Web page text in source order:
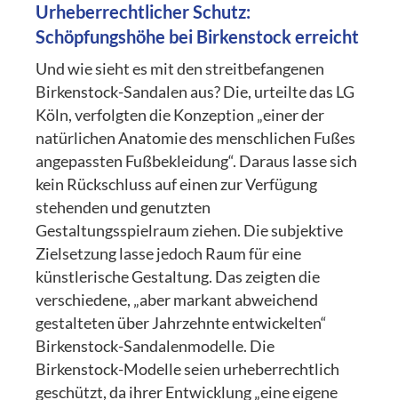
Urheberrechtlicher Schutz:
Schöpfungshöhe bei Birkenstock erreicht
Und wie sieht es mit den streitbefangenen
Birkenstock-Sandalen aus? Die, urteilte das LG
Köln, verfolgten die Konzeption „einer der
natürlichen Anatomie des menschlichen Fußes
angepassten Fußbekleidung“. Daraus lasse sich
kein Rückschluss auf einen zur Verfügung
stehenden und genutzten
Gestaltungsspielraum ziehen. Die subjektive
Zielsetzung lasse jedoch Raum für eine
künstlerische Gestaltung. Das zeigten die
verschiedene, „aber markant abweichend
gestalteten über Jahrzehnte entwickelten“
Birkenstock-Sandalenmodelle. Die
Birkenstock-Modelle seien urheberrechtlich
geschützt, da ihrer Entwicklung „eine eigene